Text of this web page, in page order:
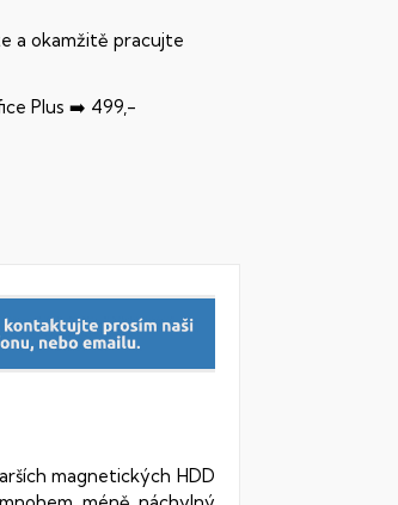
a okamžitě pracujte
Plus ➡️ 499,-
magnetických HDD